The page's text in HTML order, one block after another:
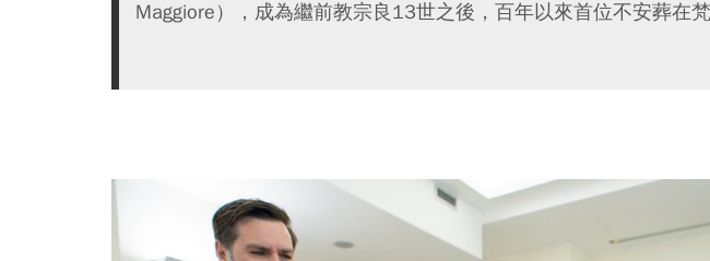
Maggiore），成為繼前教宗良13世之後，百年以來首位不安葬在